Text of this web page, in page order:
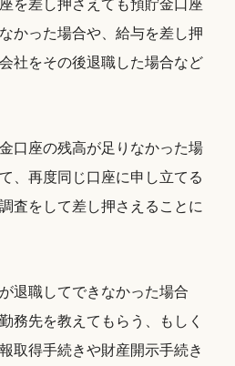
かった場合や、給与を差し押
社をその後退職した場合など
口座の残高が足りなかった場
、再度同じ口座に申し立てる
査をして差し押さえることに
退職してできなかった場合
務先を教えてもらう、もしく
取得手続きや財産開示手続き